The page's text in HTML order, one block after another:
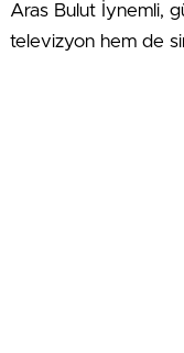
Aras Bulut İynemli,
televizyon hem de